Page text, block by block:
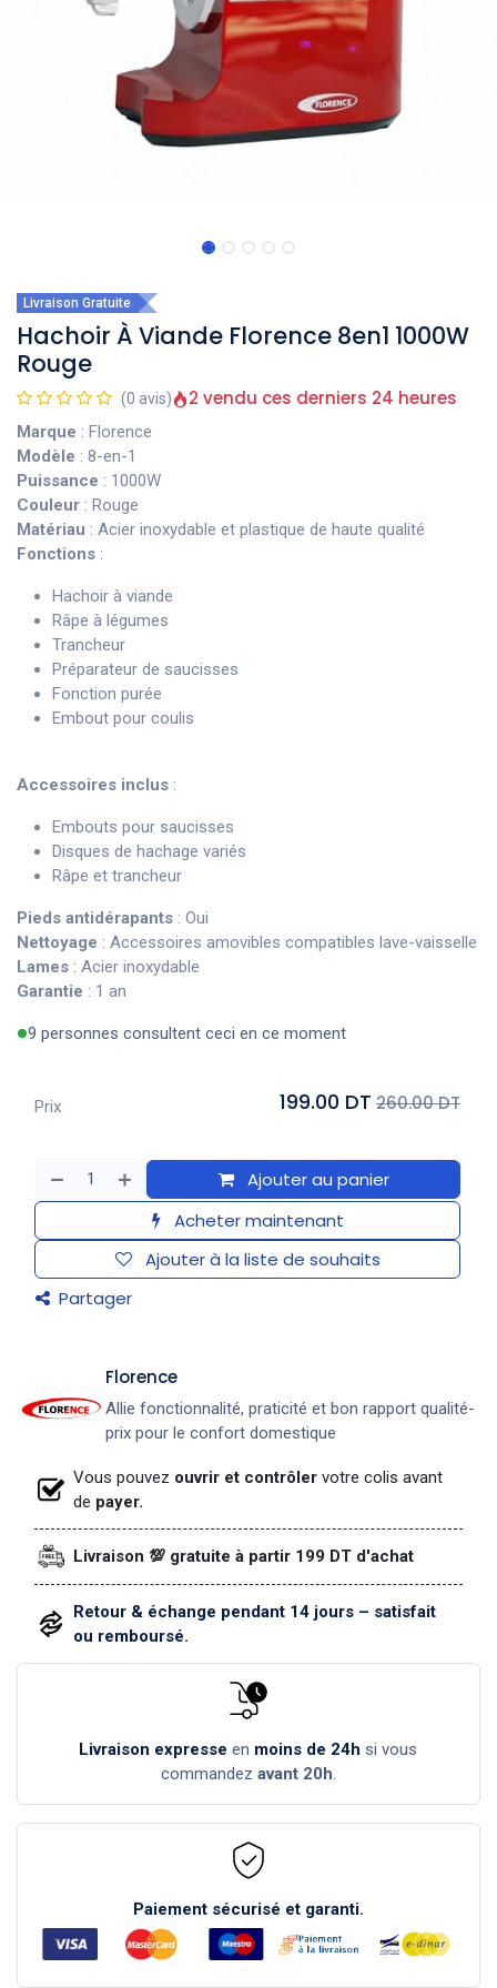
Livraison Gratuite
Hachoir À Viande Florence 8en1 1000W
Rouge
(0 avis) 2 vendu ces derniers 24 heures
Marque : Florence
Modèle : 8-en-1
Puissance : 1000W
Couleur : Rouge
Matériau : Acier inoxydable et plastique de haute qualité
Fonctions :
Hachoir à viande
Râpe à légumes
Trancheur
Préparateur de saucisses
Fonction purée
Embout pour coulis
Accessoires inclus :
Embouts pour saucisses
Disques de hachage variés
Râpe et trancheur
Pieds antidérapants : Oui
Nettoyage : Accessoires amovibles compatibles lave-vaisselle
Lames : Acier inoxydable
Garantie : 1 an
9 personnes consultent ceci en ce moment
Ajouter au panier
Acheter maintenant
Ajouter à la liste de souhaits
Partager
Prix 199.00 DT 260.00 DT
​Florence
Allie fonctionnalité, praticité et bon rapport qualité-
prix pour le confort domestique
Vous pouvez ouvrir et contrôler votre colis avant
de payer.
Livraison 💯 gratuite à partir 199 DT d'achat
Retour & échange pendant 14 jours – satisfait
ou remboursé.
Livraison expresse en moins de 24h si vous
commandez avant 20h.
Paiement sécurisé et garanti.